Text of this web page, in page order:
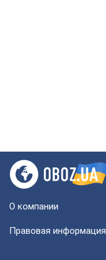
О компании
Правовая информация